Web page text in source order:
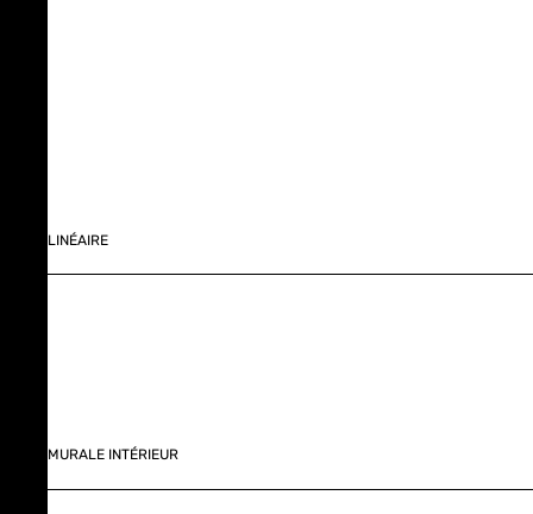
LINÉAIRE
MURALE INTÉRIEUR